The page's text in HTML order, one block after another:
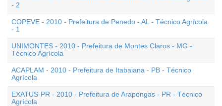
- 2
COPEVE - 2010 - Prefeitura de Penedo - AL - Técnico Agrícola
- 1
UNIMONTES - 2010 - Prefeitura de Montes Claros - MG -
Técnico Agrícola
ACAPLAM - 2010 - Prefeitura de Itabaiana - PB - Técnico
Agrícola
EXATUS-PR - 2010 - Prefeitura de Arapongas - PR - Técnico
Agrícola